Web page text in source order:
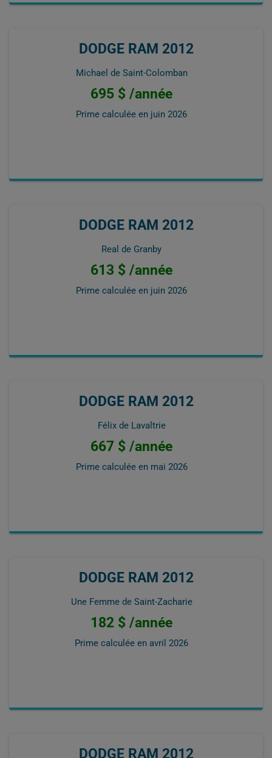
DODGE RAM 2012
Michael de Saint-Colomban
695 $ /année
Prime calculée en juin 2026
DODGE RAM 2012
Real de Granby
613 $ /année
Prime calculée en juin 2026
DODGE RAM 2012
Félix de Lavaltrie
667 $ /année
Prime calculée en mai 2026
DODGE RAM 2012
Une Femme de Saint-Zacharie
182 $ /année
Prime calculée en avril 2026
DODGE RAM 2012